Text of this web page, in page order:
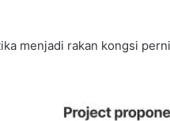
menjadi rakan kongsi